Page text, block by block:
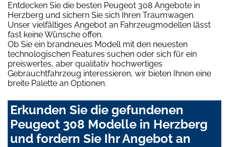
Entdecken Sie die besten Peugeot 308 Angebote in
Herzberg und sichern Sie sich Ihren Traumwagen.
Unser vielfältiges Angebot an Fahrzeugmodellen lässt
fast keine Wünsche offen.
Ob Sie ein brandneues Modell mit den neuesten
technologischen Features suchen oder sich für ein
preiswertes, aber qualitativ hochwertiges
Gebrauchtfahrzeug interessieren, wir bieten Ihnen eine
breite Palette an Optionen.
Erkunden Sie die gefundenen
Peugeot 308 Modelle in Herzberg
und fordern Sie Ihr Angebot an